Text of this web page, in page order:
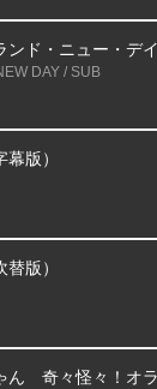
ド・ニュー・デイ
DAY / SUB
版）
版）
ん 奇々怪々！オ